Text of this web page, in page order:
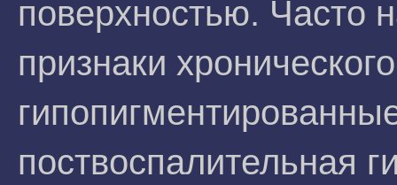
поверхностью. Часто
признаки
поствоспалительная